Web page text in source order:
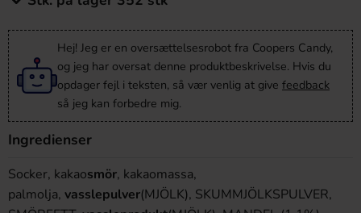
Hej! Jeg er en oversættelsesrobot fra Coopers Candy,
og jeg har oversat denne produktbeskrivelse. Hvis du
opdager fejl i teksten, så vær venlig at give feedback
så jeg kan forbedre mig.
Ingredienser
Socker, kakaosmör, kakaomassa,
palmolja, vasslepulver(MJÖLK), SKUMMJÖLKSPULVER,